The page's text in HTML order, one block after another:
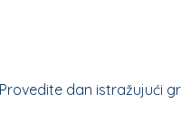
dan istražujući